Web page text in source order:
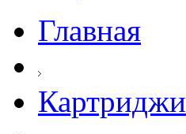
Главная
Картриджи